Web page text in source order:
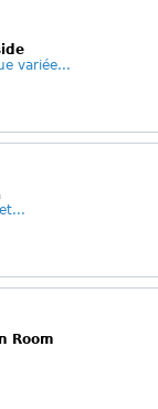
variée...
Room